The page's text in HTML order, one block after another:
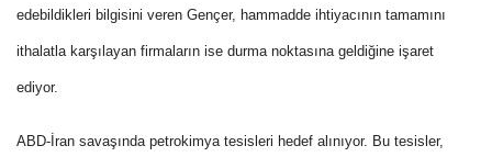
edebildikleri bilgisini veren Gençer, hammadde ihtiyacının tamamını
ithalatla karşılayan firmaların ise durma noktasına geldiğine işaret
ediyor.
ABD-İran savaşında petrokimya tesisleri hedef alınıyor. Bu tesisler,